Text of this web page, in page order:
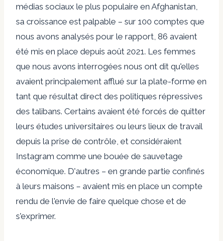
médias sociaux le plus populaire en Afghanistan,
sa croissance est palpable – sur 100 comptes que
nous avons analysés pour le rapport, 86 avaient
été mis en place depuis août 2021. Les femmes
que nous avons interrogées nous ont dit qu'elles
avaient principalement afflué sur la plate-forme en
tant que résultat direct des politiques répressives
des talibans. Certains avaient été forcés de quitter
leurs études universitaires ou leurs lieux de travail
depuis la prise de contrôle, et considéraient
Instagram comme une bouée de sauvetage
économique. D'autres – en grande partie confinés
à leurs maisons – avaient mis en place un compte
rendu de l'envie de faire quelque chose et de
s'exprimer.